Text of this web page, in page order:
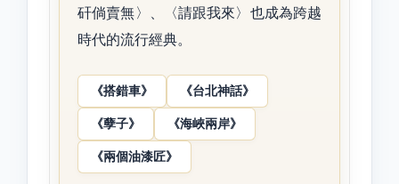
矸倘賣無〉、〈請跟我來〉也成為跨越
時代的流行經典。
《搭錯車》 《台北神話》
《孽子》 《海峽兩岸》
《兩個油漆匠》